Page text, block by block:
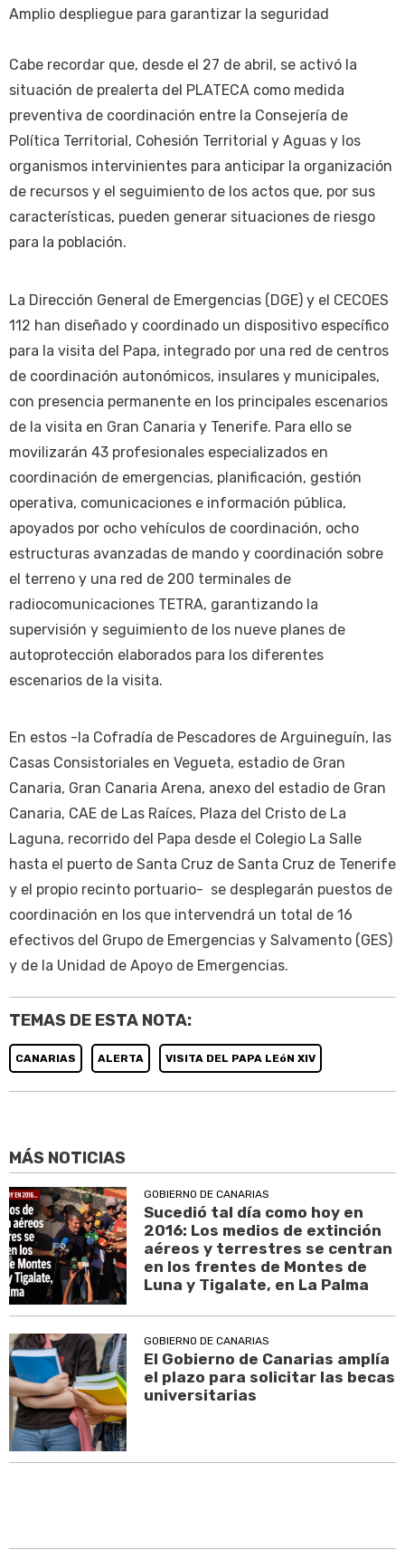
Amplio despliegue para garantizar la seguridad
Cabe recordar que, desde el 27 de abril, se activó la
situación de prealerta del PLATECA como medida
preventiva de coordinación entre la Consejería de
Política Territorial, Cohesión Territorial y Aguas y los
organismos intervinientes para anticipar la organización
de recursos y el seguimiento de los actos que, por sus
características, pueden generar situaciones de riesgo
para la población.
La Dirección General de Emergencias (DGE) y el CECOES
112 han diseñado y coordinado un dispositivo específico
para la visita del Papa, integrado por una red de centros
de coordinación autonómicos, insulares y municipales,
con presencia permanente en los principales escenarios
de la visita en Gran Canaria y Tenerife. Para ello se
movilizarán 43 profesionales especializados en
coordinación de emergencias, planificación, gestión
operativa, comunicaciones e información pública,
apoyados por ocho vehículos de coordinación, ocho
estructuras avanzadas de mando y coordinación sobre
el terreno y una red de 200 terminales de
radiocomunicaciones TETRA, garantizando la
supervisión y seguimiento de los nueve planes de
autoprotección elaborados para los diferentes
escenarios de la visita.
En estos -la Cofradía de Pescadores de Arguineguín, las
Casas Consistoriales en Vegueta, estadio de Gran
Canaria, Gran Canaria Arena, anexo del estadio de Gran
Canaria, CAE de Las Raíces, Plaza del Cristo de La
Laguna, recorrido del Papa desde el Colegio La Salle
hasta el puerto de Santa Cruz de Santa Cruz de Tenerife
y el propio recinto portuario- se desplegarán puestos de
coordinación en los que intervendrá un total de 16
efectivos del Grupo de Emergencias y Salvamento (GES)
y de la Unidad de Apoyo de Emergencias.
TEMAS DE ESTA NOTA:
CANARIAS ALERTA VISITA DEL PAPA LEóN XIV
MÁS NOTICIAS
GOBIERNO DE CANARIAS
Sucedió tal día como hoy en
2016: Los medios de extinción
aéreos y terrestres se centran
en los frentes de Montes de
Luna y Tigalate, en La Palma
GOBIERNO DE CANARIAS
El Gobierno de Canarias amplía
el plazo para solicitar las becas
universitarias